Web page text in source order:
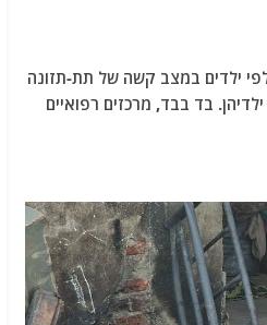
ילדים במצב קשה של תת-תזונה
בד בבד, מרכזים רפואיים